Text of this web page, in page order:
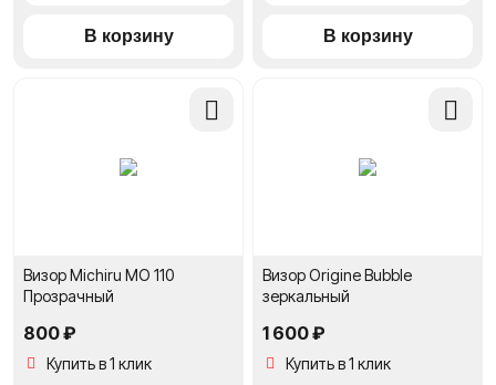
Добавить
Визор Michiru MO 110
Прозрачный
800 ₽
Купить в 1 клик
Визор Origine Bubble
зеркальный
1 600 ₽
Купить в 1 клик